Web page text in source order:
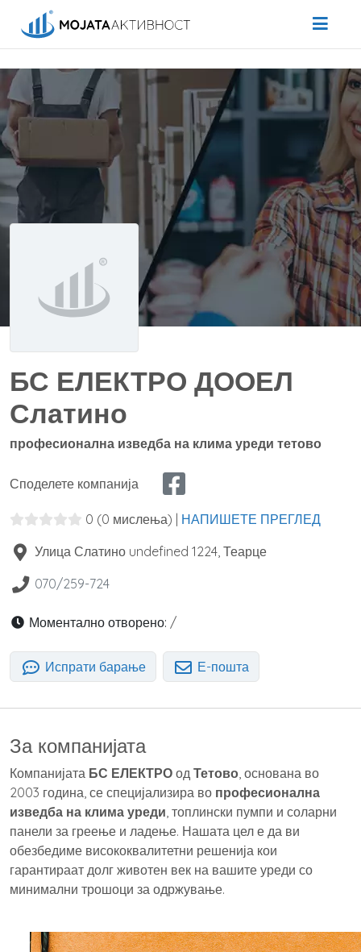
БС ЕЛЕКТРО ДООЕЛ
Слатино
професионална изведба на клима уреди тетово
Споделете компанија
0 (0 мислења) | НАПИШЕТЕ ПРЕГЛЕД
Улица Слатино undefined 1224, Теарце
070/259-724
Моментално отворено: /
Испрати барање Е-пошта
За компанијата
Компанијата БС ЕЛЕКТРО од Тетово , основана во
2003 година, се специјализира во професионална
изведба на клима уреди , топлински пумпи и соларни
панели за греење и ладење. Нашата цел е да ви
обезбедиме висококвалитетни решенија кои
гарантираат долг животен век на вашите уреди со
минимални трошоци за одржување.